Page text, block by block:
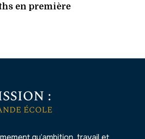
en première